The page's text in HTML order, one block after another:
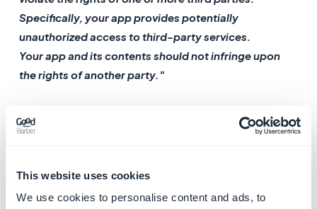
This website uses cookies
We use cookies to personalise content and ads, to
Specifically, your app provides potentially
unauthorized access to third-party services.
Your app and its contents should not infringe upon
the rights of another party."
contenuti della tua app.
Apple
qui .